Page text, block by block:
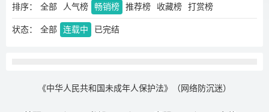
排序： 全部 人气榜 畅销榜 推荐榜 收藏榜 打赏榜
状态： 全部 连载中 已完结
《中华人民共和国未成年人保护法》（网络防沉迷）